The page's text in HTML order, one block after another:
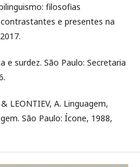
filosofias
e presentes na
e surdez. São Paulo: Secretaria
& LEONTIEV, A. Linguagem,
São Paulo: Ícone, 1988,